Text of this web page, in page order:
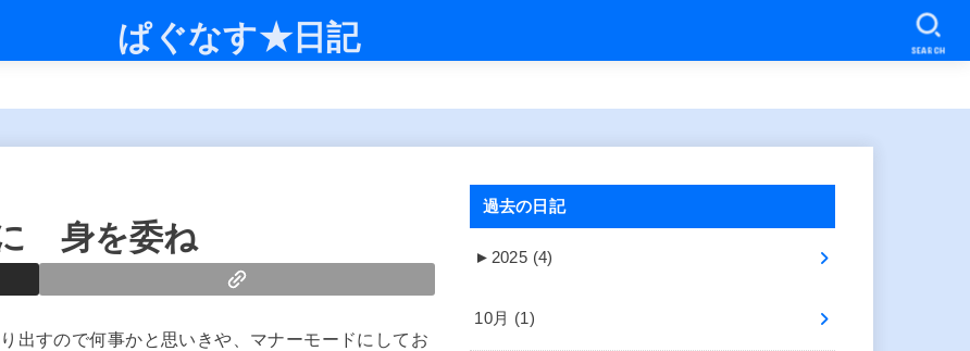
ぱぐなす★日記 SEARCH
身を委ね
出すので何事かと思いきや、マナーモードにしてお
過去の日記
► 2025 (4)
10月 (1)